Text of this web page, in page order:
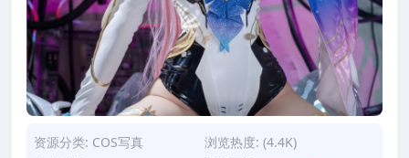
资源分类: COS写真
浏览热度: (4.4K)